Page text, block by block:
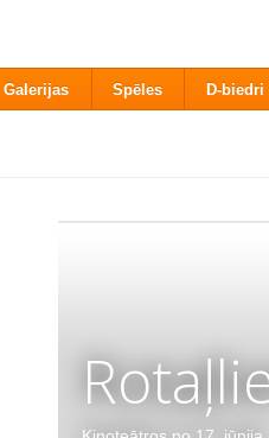
Galerijas Spēles D-biedri